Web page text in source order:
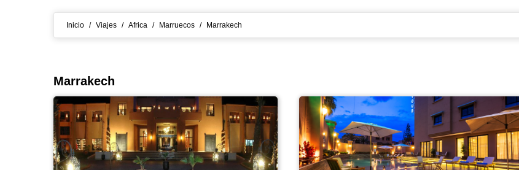
Inicio / Viajes / Africa / Marruecos / Marrakech
Marrakech